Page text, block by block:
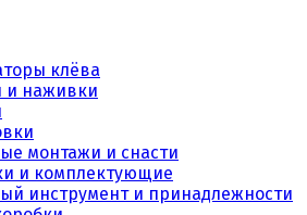
клёва
и наживки
монтажи и снасти
и комплектующие
инструмент и принадлежности